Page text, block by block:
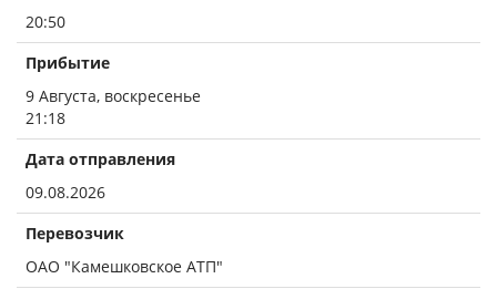
20:50
Прибытие
9 Августа, воскресенье
21:18
Дата отправления
09.08.2026
Перевозчик
ОАО "Камешковское АТП"